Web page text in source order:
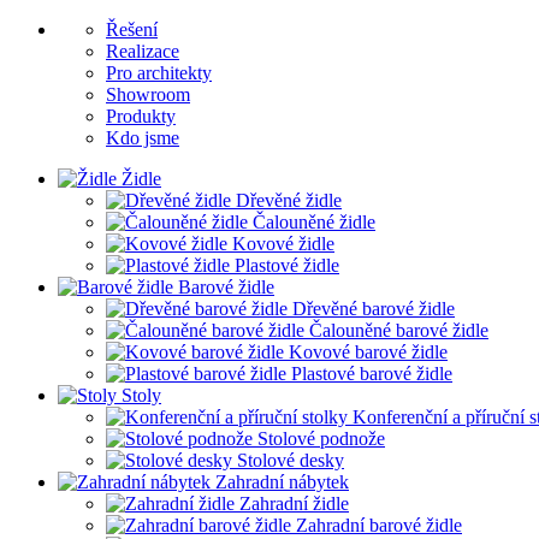
Řešení
Realizace
Pro architekty
Showroom
Produkty
Kdo jsme
Židle
Dřevěné židle
Čalouněné židle
Kovové židle
Plastové židle
Barové židle
Dřevěné barové židle
Čalouněné barové židle
Kovové barové židle
Plastové barové židle
Stoly
Konferenční a příruční
Stolové podnože
Stolové desky
Zahradní nábytek
Zahradní židle
Zahradní barové židle